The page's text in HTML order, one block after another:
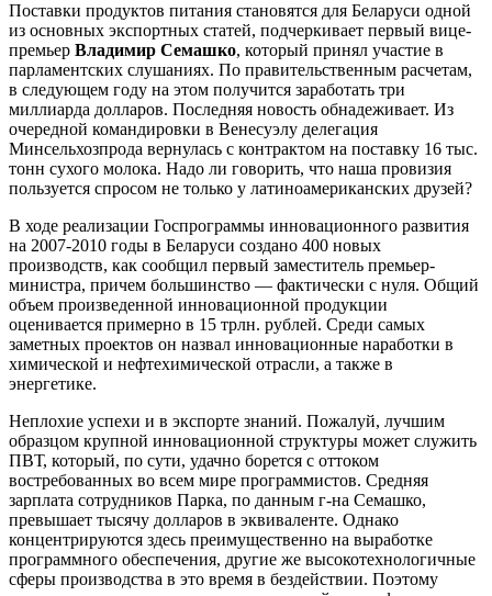
Поставки продуктов питания становятся для Беларуси одной
из основных экспортных статей, подчеркивает первый вице-
премьер Владимир Семашко, который принял участие в
парламентских слушаниях. По правительственным расчетам,
в следующем году на этом получится заработать три
миллиарда долларов. Последняя новость обнадеживает. Из
очередной командировки в Венесуэлу делегация
Минсельхозпрода вернулась с контрактом на поставку 16 тыс.
тонн сухого молока. Надо ли говорить, что наша провизия
пользуется спросом не только у латиноамериканских друзей?
В ходе реализации Госпрограммы инновационного развития
на 2007-2010 годы в Беларуси создано 400 новых
производств, как сообщил первый заместитель премьер-
министра, причем большинство — фактически с нуля. Общий
объем произведенной инновационной продукции
оценивается примерно в 15 трлн. рублей. Среди самых
заметных проектов он назвал инновационные наработки в
химической и нефтехимической отрасли, а также в
энергетике.
Неплохие успехи и в экспорте знаний. Пожалуй, лучшим
образцом крупной инновационной структуры может служить
ПВТ, который, по сути, удачно борется с оттоком
востребованных во всем мире программистов. Средняя
зарплата сотрудников Парка, по данным г-на Семашко,
превышает тысячу долларов в эквиваленте. Однако
концентрируются здесь преимущественно на выработке
программного обеспечения, другие же высокотехнологичные
сферы производства в это время в бездействии. Поэтому